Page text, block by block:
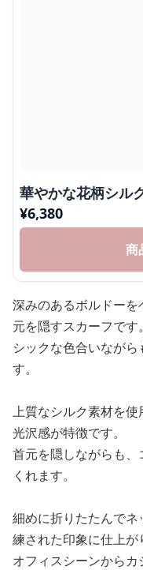
華やかな花柄シル
¥6,380
商
深みのあるボルドー
元を隠すスカーフです。
シックな色合いなが
す。
上質なシルク素材を
光沢感が特徴です。
首元を隠しながらも
くれます。
細めに折りたたんで
練された印象に仕上が
オフィスシーンから